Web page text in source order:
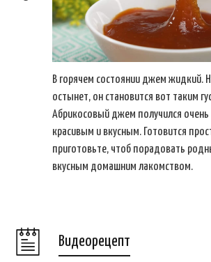
В горячем состоянии джем жидкий.
остынет, он становится вот таким
Абрикосовый джем получился
красивым и вкусным. Готовится
приготовьте, чтоб порадовать
вкусным домашним лакомством.
Видеорецепт